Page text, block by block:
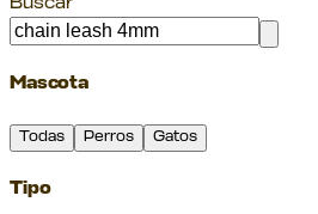
Mascota
Todas Perros Gatos
Tipo